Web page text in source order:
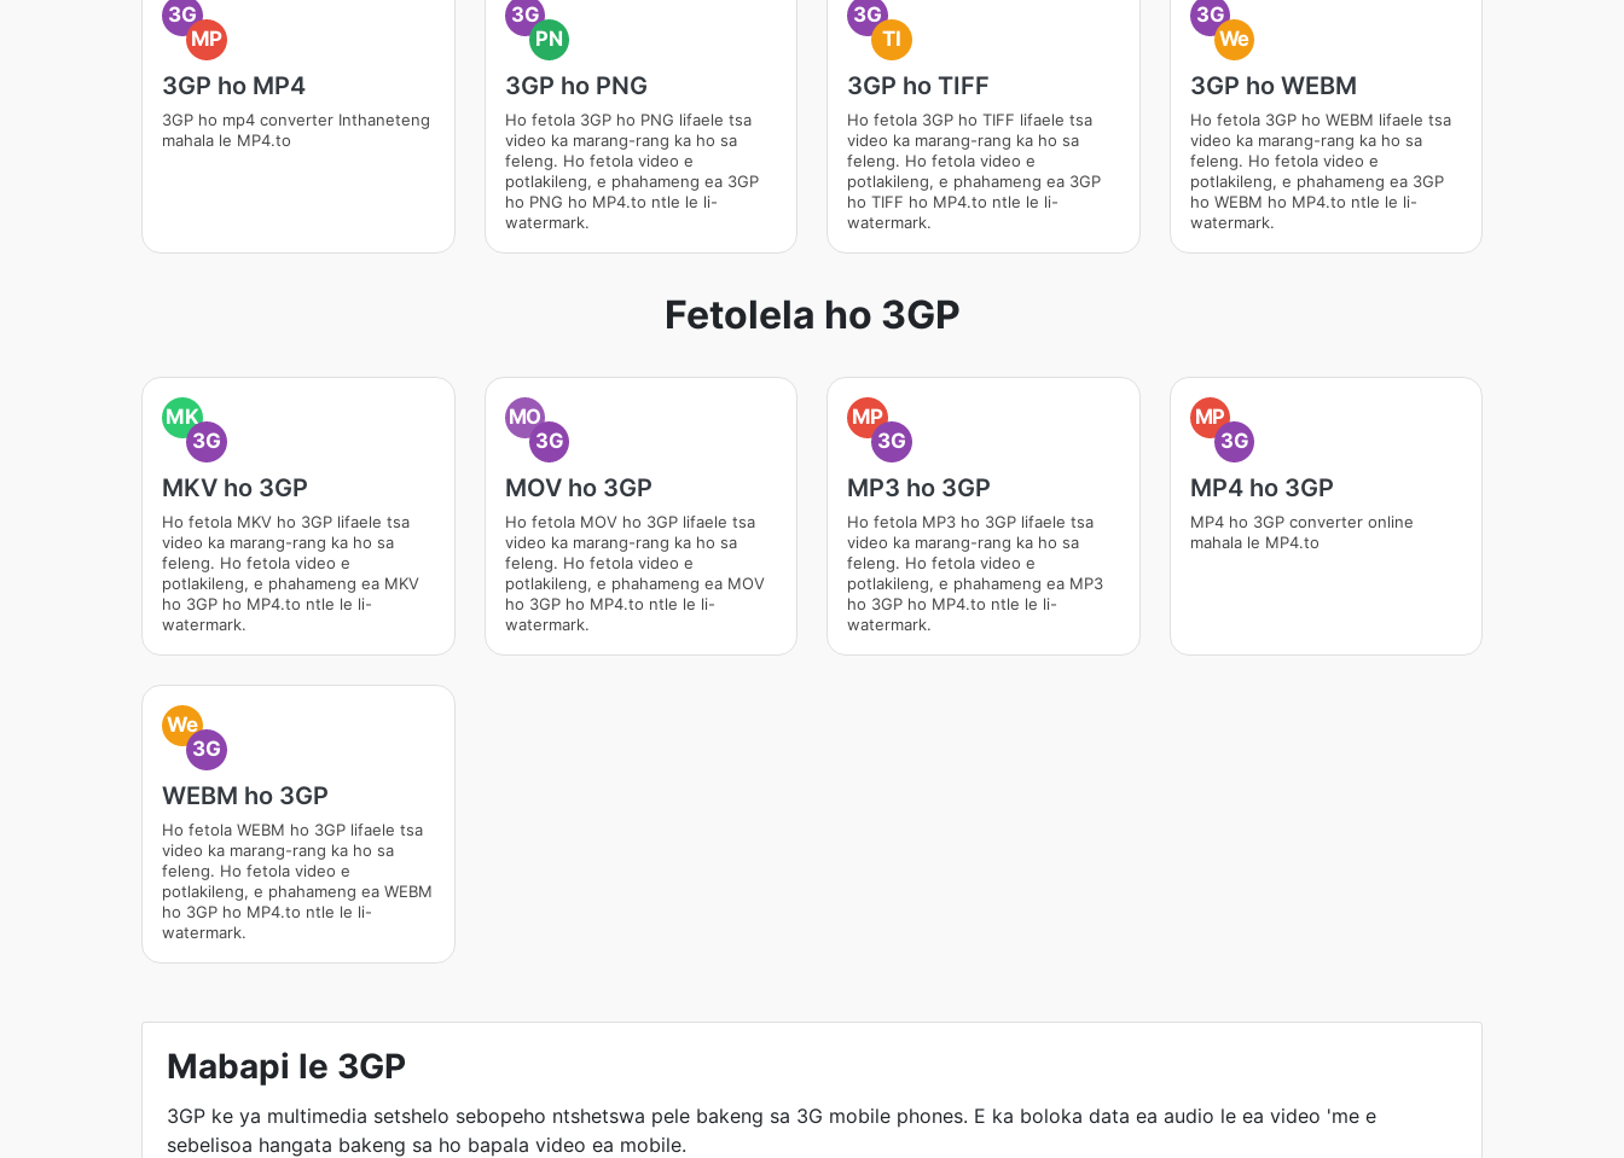
3G
MP
3GP ho MP4
3GP ho mp4 converter Inthaneteng
mahala le MP4.to
3G
PN
3GP ho PNG
Ho fetola 3GP ho PNG lifaele tsa
video ka marang-rang ka ho sa
feleng. Ho fetola video e
potlakileng, e phahameng ea 3GP
ho PNG ho MP4.to ntle le li-
watermark.
3G
TI
3GP ho TIFF
Ho fetola 3GP ho TIFF lifaele tsa
video ka marang-rang ka ho sa
feleng. Ho fetola video e
potlakileng, e phahameng ea 3GP
ho TIFF ho MP4.to ntle le li-
watermark.
3G
We
3GP ho WEBM
Ho fetola 3GP ho WEBM lifaele tsa
video ka marang-rang ka ho sa
feleng. Ho fetola video e
potlakileng, e phahameng ea 3GP
ho WEBM ho MP4.to ntle le li-
watermark.
Fetolela ho 3GP
MK
3G
MKV ho 3GP
Ho fetola MKV ho 3GP lifaele tsa
video ka marang-rang ka ho sa
feleng. Ho fetola video e
potlakileng, e phahameng ea MKV
ho 3GP ho MP4.to ntle le li-
watermark.
MO
3G
MOV ho 3GP
Ho fetola MOV ho 3GP lifaele tsa
video ka marang-rang ka ho sa
feleng. Ho fetola video e
potlakileng, e phahameng ea MOV
ho 3GP ho MP4.to ntle le li-
watermark.
MP
3G
MP3 ho 3GP
Ho fetola MP3 ho 3GP lifaele tsa
video ka marang-rang ka ho sa
feleng. Ho fetola video e
potlakileng, e phahameng ea MP3
ho 3GP ho MP4.to ntle le li-
watermark.
MP
3G
MP4 ho 3GP
MP4 ho 3GP converter online
mahala le MP4.to
We
3G
WEBM ho 3GP
Ho fetola WEBM ho 3GP lifaele tsa
video ka marang-rang ka ho sa
feleng. Ho fetola video e
potlakileng, e phahameng ea WEBM
ho 3GP ho MP4.to ntle le li-
watermark.
Mabapi le 3GP
3GP ke ya multimedia setshelo sebopeho ntshetswa pele bakeng sa 3G mobile phones. E ka boloka data ea audio le ea video 'me e
sebelisoa hangata bakeng sa ho bapala video ea mobile.